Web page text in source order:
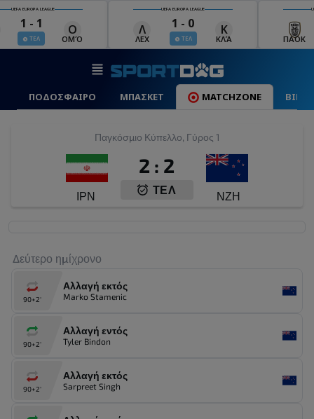
UEFA EUROPA LEAGUE
1 - 1
ΤΕΛ
Ο
ΟΜΌ
UEFA EUROPA LEAGUE
Λ
ΛΕΧ
1 - 0
ΤΕΛ
Κ
ΚΛΆ ΠΑΟΚ
ΠΟΔΟΣΦΑΙΡΟ ΜΠΑΣΚΕΤ MATCHZONE
Παγκόσμιο Κύπελλο, Γύρος 1
ΙΡΝ
2 : 2
ΤΕΛ ΝΖΗ
Δεύτερο ημίχρονο
90+2'
Αλλαγή εκτός
Marko Stamenic
90+2'
Αλλαγή εντός
Tyler Bindon
90+2'
Αλλαγή εκτός
Sarpreet Singh